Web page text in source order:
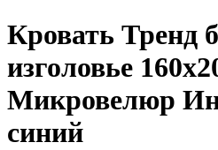
Кровать Тренд
изголовье
Микровелюр
синий